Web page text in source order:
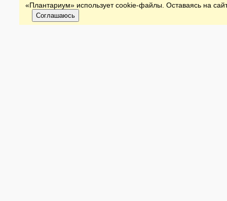
«Плантариум» использует cookie-файлы. Оставаясь на
Соглашаюсь